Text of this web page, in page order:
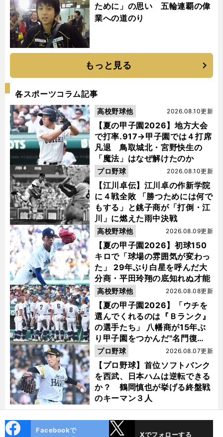
ために」の思い 五輪連覇の偉
業への道のり
もっと見る
各スポーツコラム記事
【夏の甲子園2026】地方大会
で打率.917→甲子園では４打席
凡退 鳥取城北・宮野快生の
「魔法」はなぜ解けたのか
2026.08.10更新
高校野球他
【江川卓伝】江川卓の作新学院
に４戦全敗 「勝つためには何で
もする」と銚子商が「打倒・江
川」に燃えた雨中決戦
2026.08.10更新
プロ野球
【夏の甲子園2026】初球150
キロで「球場の雰囲気が変わっ
た」 29年ぶり白星を呼んだ大
分商・平田玲翔の底知れぬ才能
2026.08.09更新
高校野球他
【夏の甲子園2026】「ウチを
選んでくれるのは『Ｂランク』
の選手たち」 八幡商が15年ぶ
り甲子園をつかんだ"名門復
活"の舞台裏
2026.08.08更新
高校野球他
【プロ野球】首位ソフトバンク
を西武、日本ハムは逆転できる
か？ 鶴岡慎也が挙げる終盤戦
のキーマン３人
2026.08.07更新
プロ野球
Facebookで
Xでフォローする